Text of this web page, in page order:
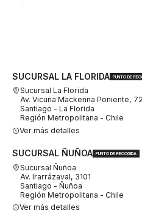
SUCURSAL LA FLORIDA PUNTO DE
Sucursal La Florida
Av. Vicuña Mackenna Poniente,
Santiago - La Florida
Región Metropolitana - Chile
Ver más detalles
SUCURSAL ÑUÑOA PUNTO DE RECOGIDA
Sucursal Ñuñoa
Av. Irarrázaval, 3101
Santiago - Ñuñoa
Región Metropolitana - Chile
Ver más detalles